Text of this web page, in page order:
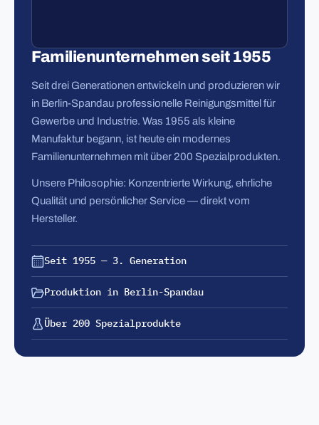
Familienunternehmen seit 1955
Seit drei Generationen entwickeln und produzieren wir
in Berlin-Spandau professionelle Reinigungsmittel für
Gewerbe und Industrie. Was 1955 als kleine
Manufaktur begann, ist heute ein modernes
Familienunternehmen mit über 200 Spezialprodukten.
Unsere Philosophie: Konzentrierte Wirkung, ehrliche
Qualität und persönlicher Service — direkt vom
Hersteller.
Seit 1955 — 3. Generation
Produktion in Berlin-Spandau
Über 200 Spezialprodukte